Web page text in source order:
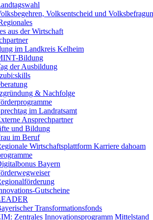
Volksentscheid und
aus der Wirtschaft
im Landkreis Kelheim
Bildung
der Ausbildung
& Nachfolge
im Landratsamt
Ansprechpartner
und Bildung
im Beruf
Wirtschaftsplattform Karriere dahoam
Bayern
Gutscheine
Transformationsfonds
Zentrales Innovationsprogramm Mittelstand